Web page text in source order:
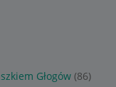
Głogów (86)